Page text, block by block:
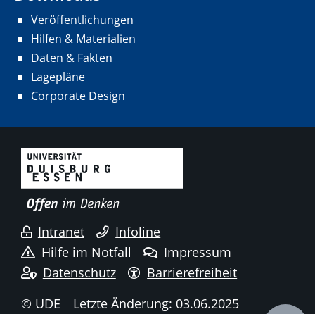
Veröffentlichungen
Hilfen & Materialien
Daten & Fakten
Lagepläne
Corporate Design
Intranet
Infoline
Hilfe im Notfall
Impressum
Datenschutz
Barrierefreiheit
© UDE
Letzte Änderung: 03.06.2025